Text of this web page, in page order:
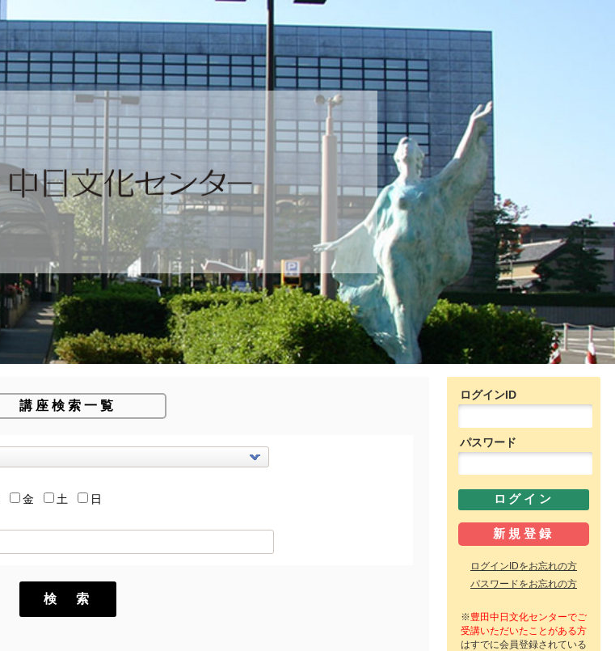
講座検索一覧
金 土 日
検 索
ログインID
パスワード
ログインIDをお忘れの方
パスワードをお忘れの方
※豊田中日文化センターでご
受講いただいたことがある方
はすでに会員登録されている